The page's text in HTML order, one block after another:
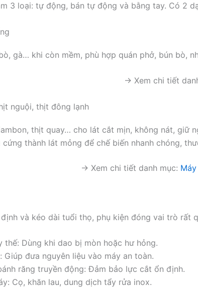
3 loại: tự động, bán tự động và bằng tay. Có 2
gà… khi còn mềm, phù hợp quán phở, bún bò,
→ Xem chi tiết
nguội, thịt đông lạnh
thịt quay… cho lát cắt mịn, không nát, giữ
thành lát mỏng để chế biến nhanh chóng,
→ Xem chi tiết danh mục:
và kéo dài tuổi thọ, phụ kiện đóng vai trò rất
thế: Dùng khi dao bị mòn hoặc hư hỏng.
Giúp đưa nguyên liệu vào máy an toàn.
răng truyền động: Đảm bảo lực cắt ổn định.
Cọ, khăn lau, dung dịch tẩy rửa inox.